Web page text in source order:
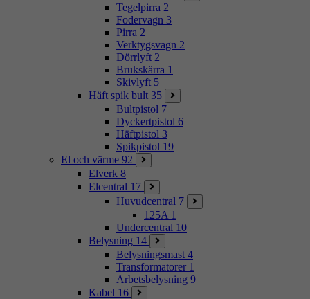
Tegelpirra 2
Fodervagn 3
Pirra 2
Verktygsvagn 2
Dörrlyft 2
Brukskärra 1
Skivlyft 5
Häft spik bult 35
Bultpistol 7
Dyckertpistol 6
Häftpistol 3
Spikpistol 19
El och värme 92
Elverk 8
Elcentral 17
Huvudcentral 7
125A 1
Undercentral 10
Belysning 14
Belysningsmast 4
Transformatorer 1
Arbetsbelysning 9
Kabel 16